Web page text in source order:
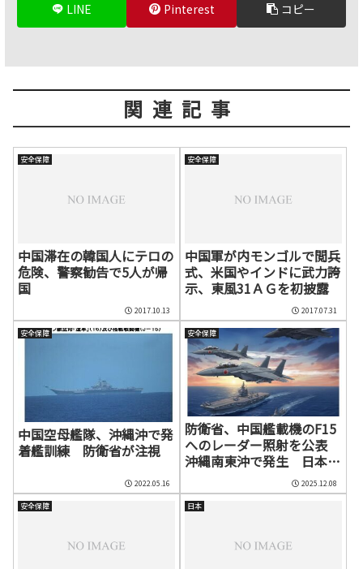
LINE Pinterest コピー
関連記事
安全保障
中国滞在の韓国人にテロの
危険、警察勧告で5人が帰
国
2017.10.13
安全保障
中国軍が内モンゴルで閲兵
式、米国やインドに武力誇
示、東風31ＡＧを初披露
2017.07.31
安全保障
中国空母艦隊、沖縄沖で発
着艦訓練 防衛省が注視
2022.05.16
安全保障
防衛省、中国艦載機のF15
へのレーダー照射を公表
沖縄南東沖で発生 日本が
抗議、中国は即時反論2025.12.08
安全保障 日本